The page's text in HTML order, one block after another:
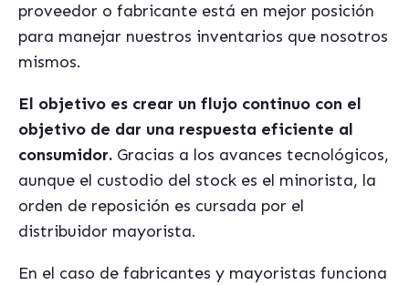
proveedor o fabricante está en mejor posición
para manejar nuestros inventarios que nosotros
mismos.
El objetivo es crear un flujo continuo con el
objetivo de dar una respuesta eficiente al
consumidor. Gracias a los avances tecnológicos,
aunque el custodio del stock es el minorista, la
orden de reposición es cursada por el
distribuidor mayorista.
En el caso de fabricantes y mayoristas funciona